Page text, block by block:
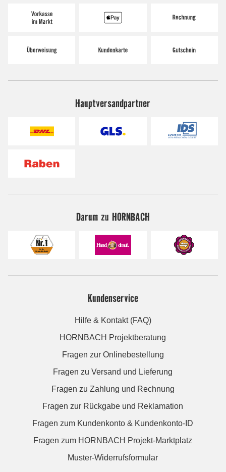
Hauptversandpartner
Darum zu HORNBACH
Kundenservice
Hilfe & Kontakt (FAQ)
HORNBACH Projektberatung
Fragen zur Onlinebestellung
Fragen zu Versand und Lieferung
Fragen zu Zahlung und Rechnung
Fragen zur Rückgabe und Reklamation
Fragen zum Kundenkonto & Kundenkonto-ID
Fragen zum HORNBACH Projekt-Marktplatz
Muster-Widerrufsformular